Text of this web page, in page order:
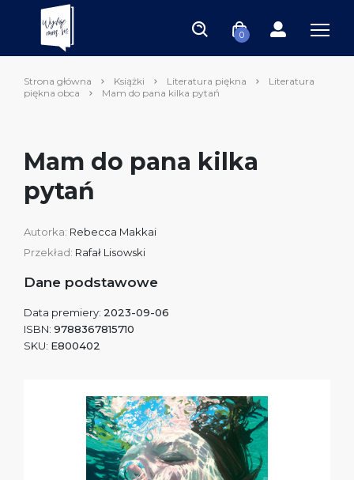
0
Strona główna Książki Literatura piękna
Literatura
piękna obca
Mam do pana kilka pytań
Mam do pana kilka
pytań
Autorka: Rebecca Makkai
Przekład: Rafał Lisowski
Dane podstawowe
Data premiery: 2023-09-06
ISBN: 9788367815710
SKU: E800402